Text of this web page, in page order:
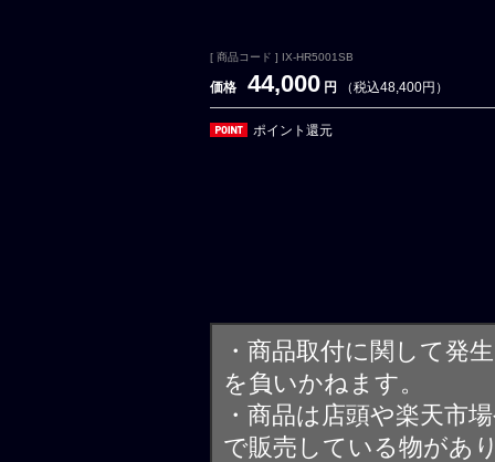
[ 商品コード ] IX-HR5001SB
価格 44,000 円 （税込48,400円）
ポイント還元
・商品取付に関して発
を負いかねます。
・商品は店頭や楽天市
で販売している物があ